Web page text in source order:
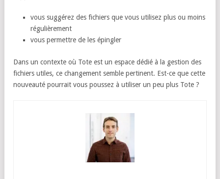
vous suggérez des fichiers que vous utilisez plus ou moins
régulièrement
vous permettre de les épingler
Dans un contexte où Tote est un espace dédié à la gestion des
fichiers utiles, ce changement semble pertinent. Est-ce que cette
nouveauté pourrait vous poussez à utiliser un peu plus Tote ?